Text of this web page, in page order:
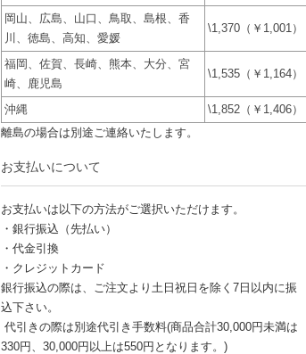
岡山、広島、山口、鳥取、島根、香
川、徳島、高知、愛媛
\1,370（￥1,001）
福岡、佐賀、長崎、熊本、大分、宮
崎、鹿児島
\1,535（￥1,164）
沖縄
\1,852（￥1,406）
離島の場合は別途ご連絡いたします。
お支払いについて
お支払いは以下の方法がご選択いただけます。
・銀行振込（先払い）
・代金引換
・クレジットカード
銀行振込の際は、ご注文より土日祝日を除く7日以内に振
込下さい。
代引きの際は別途代引き手数料(商品合計30,000円未満は
330円、30,000円以上は550円となります。)